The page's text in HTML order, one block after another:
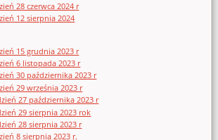
28 czerwca 2024 r
12 sierpnia 2024
15 grudnia 2023 r
6 listopada 2023 r
30 października 2023 r
29 września 2023 r
27 października 2023 r
29 sierpnia 2023 rok
28 sierpnia 2023 r
8 sierpnia 2023 r.